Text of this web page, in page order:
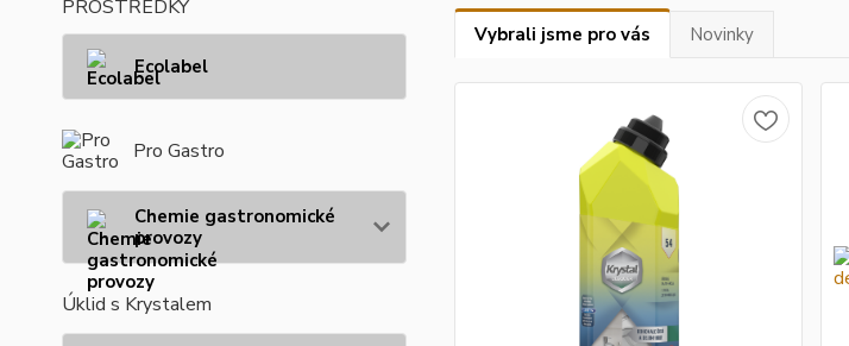
Ecolabel
Pro Gastro
Chemie gastronomické
provozy
Úklid s Krystalem
Vybrali jsme pro vás Novinky